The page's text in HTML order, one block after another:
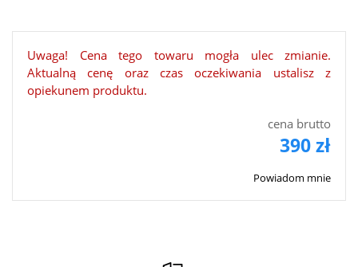
Uwaga! Cena tego towaru mogła ulec zmianie.
Aktualną cenę oraz czas oczekiwania ustalisz z
opiekunem produktu.
cena brutto
390 zł
Powiadom mnie